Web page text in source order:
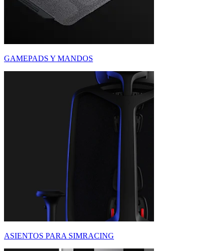
GAMEPADS Y MANDOS
ASIENTOS PARA SIMRACING